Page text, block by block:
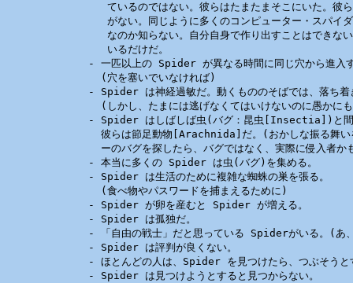
ているのではない。彼らはたまたまそこにいた。彼
がない。同じように多くのコンピューター・スパイ
なのか知らない。自分自身で作り出すことはできな
           いるだけだ。
- 一匹以上の Spider が異なる時間に同じ穴から進入
          (穴を塞いでいなければ)
- Spider は神経過敏だ。動くもののそばでは、落ち着
(しかし、たまには逃げなくてはいけないのに愚かに
- Spider はしばしば虫(バグ：昆虫[Insectia])と間
彼らは節足動物[Arachnida]だ。(おかしな振る舞い
ーのバグを探したら、バグではなく、実際に侵入者か
        - 本当に多くの Spider は虫(バグ)を集める。
        - Spider は生活のために複雑な蜘蛛の巣を張る。
          (食べ物やパスワードを捕まえるために)
        - Spider が卵を産むと Spider が増える。
        - Spider は孤独だ。
- 「自由の戦士」だと思っている Spiderがいる。(
        - Spider は評判が良くない。
- ほとんどの人は、Spider を見つけたら、つぶそうと
        - Spider は見つけようとすると見つからない。